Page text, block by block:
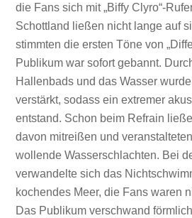
die Fans sich mit „Biffy Clyro“-
Schottland ließen nicht lange auf
stimmten die ersten Töne von
Publikum war sofort gebannt.
Hallenbads und das Wasser
verstärkt, sodass ein extremer
entstand. Schon beim Refrain
davon mitreißen und
wollende Wasserschlachten. Bei
verwandelte sich das
kochendes Meer, die Fans waren
Das Publikum verschwand